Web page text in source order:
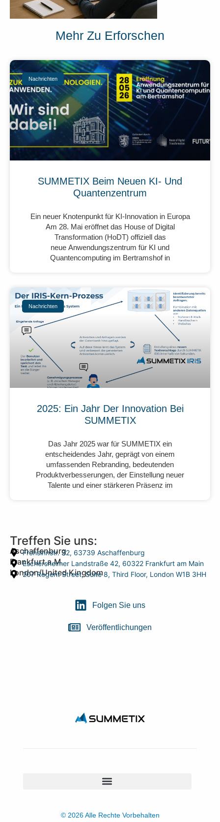
Mehr Zu Erforschen
Nachrichten
SUMMETIX Beim Neuen KI- Und
Quantenzentrum
Ein neuer Knotenpunkt für KI-Innovation in Europa
Am 28. Mai eröffnet das House of Digital
Transformation (HoDT) offiziell das
neue Anwendungszentrum für KI und
Quantencomputing im Bertramshof in
Nachrichten
2025: Ein Jahr Der Innovation Bei
SUMMETIX
Das Jahr 2025 war für SUMMETIX ein
entscheidendes Jahr, geprägt von einem
umfassenden Rebranding, bedeutenden
Produktverbesserungen, der Einstellung neuer
Talente und einer stärkeren Präsenz im
Treffen Sie uns:
Aschaffenburg
Frohsinnstr. 32, 63739 Aschaffenburg
Frankfurt a.M.
Eschersheimer Landstraße 42, 60322 Frankfurt am Main
London/United Kingdom
207 Regent Street, Suite 8, Third Floor, London W1B 3HH
Folgen Sie uns
Veröffentlichungen
© 2026 Alle Rechte Vorbehalten